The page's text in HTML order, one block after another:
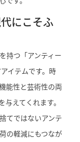
にこそふ
持つ「アンティー
イテムです。時
能性と芸術性の両
えてくれます。
てではないアンテ
の軽減にもつなが